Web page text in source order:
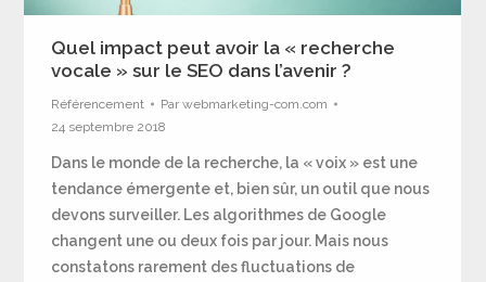
Quel impact peut avoir la « recherche
vocale » sur le SEO dans l’avenir ?
Référencement Parwebmarketing-com.com
24 septembre 2018
Dans le monde de la recherche, la « voix » est une
tendance émergente et, bien sûr, un outil que nous
devons surveiller. Les algorithmes de Google
changent une ou deux fois par jour. Mais nous
constatons rarement des fluctuations de